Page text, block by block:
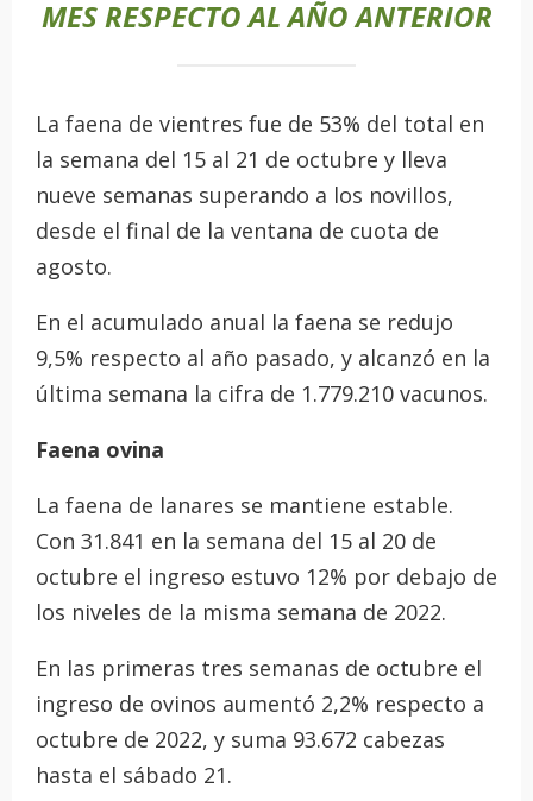
MES RESPECTO AL AÑO ANTERIOR
La faena de vientres fue de 53% del total en
la semana del 15 al 21 de octubre y lleva
nueve semanas superando a los novillos,
desde el final de la ventana de cuota de
agosto.
En el acumulado anual la faena se redujo
9,5% respecto al año pasado, y alcanzó en la
última semana la cifra de 1.779.210 vacunos.
Faena ovina
La faena de lanares se mantiene estable.
Con 31.841 en la semana del 15 al 20 de
octubre el ingreso estuvo 12% por debajo de
los niveles de la misma semana de 2022.
En las primeras tres semanas de octubre el
ingreso de ovinos aumentó 2,2% respecto a
octubre de 2022, y suma 93.672 cabezas
hasta el sábado 21.